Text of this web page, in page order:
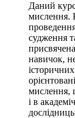
Даний
мислення.
судження
навичок,
мислення,
і в